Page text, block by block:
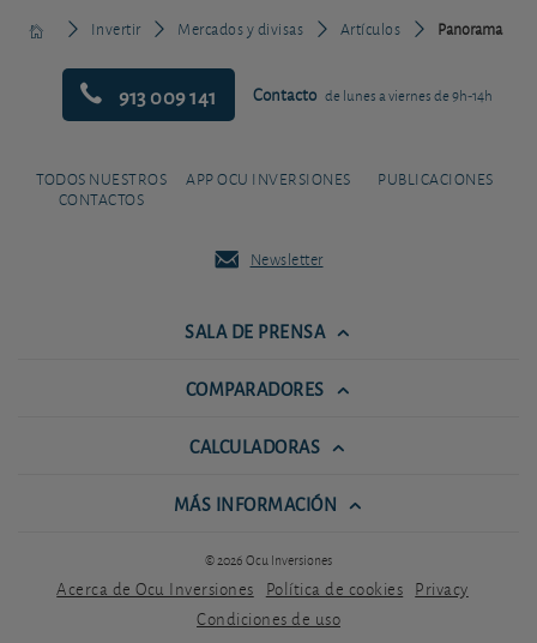
Invertir Mercados y divisas Artículos Panorama
913 009 141 Contacto de lunes a viernes de 9h-14h
TODOS NUESTROS
CONTACTOS
APP OCU INVERSIONES PUBLICACIONES
Newsletter
SALA DE PRENSA
COMPARADORES
CALCULADORAS
MÁS INFORMACIÓN
© 2026 Ocu Inversiones
Acerca de Ocu Inversiones Política de cookies Privacy
Condiciones de uso